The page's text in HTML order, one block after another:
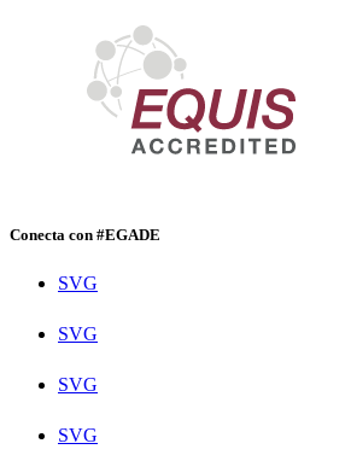
Conecta con #EGADE
SVG
SVG
SVG
SVG